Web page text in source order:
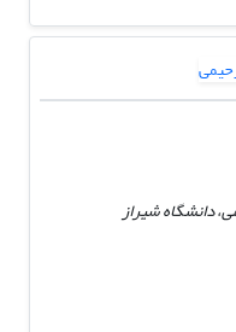
دانشگاه شیراز